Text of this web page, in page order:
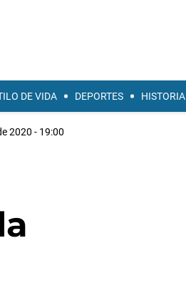
DE VIDA DEPORTES HISTORIA
2020 - 19:00